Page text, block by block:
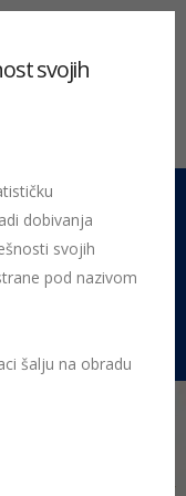
svojih
dobivanja
svojih
pod nazivom
šalju na obradu